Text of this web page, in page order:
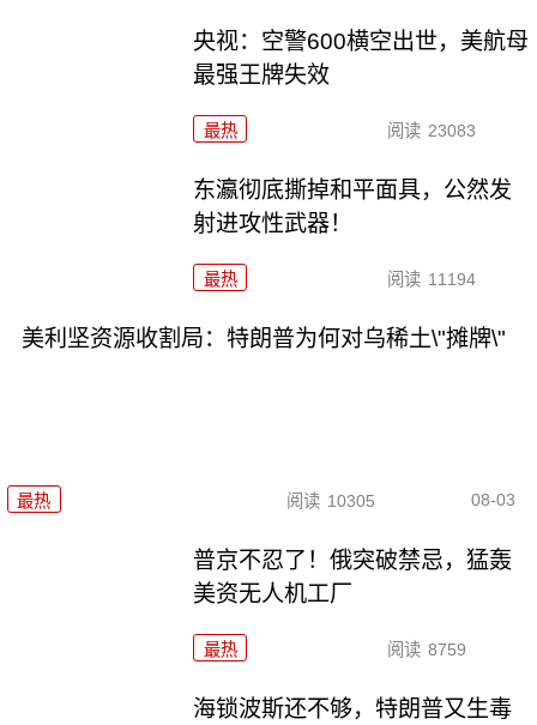
央视：空警600横空出世，美航母
最强王牌失效
最热 阅读 23083
东瀛彻底撕掉和平面具，公然发
射进攻性武器！
最热 阅读 11194
美利坚资源收割局：特朗普为何对乌稀土\"摊牌\"
最热 阅读 10305 08-03
普京不忍了！俄突破禁忌，猛轰
美资无人机工厂
最热 阅读 8759
海锁波斯还不够，特朗普又生毒